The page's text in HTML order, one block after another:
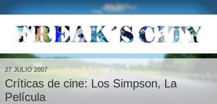
27 JULIO 2007
Críticas de cine: Los Simpson, La
Película